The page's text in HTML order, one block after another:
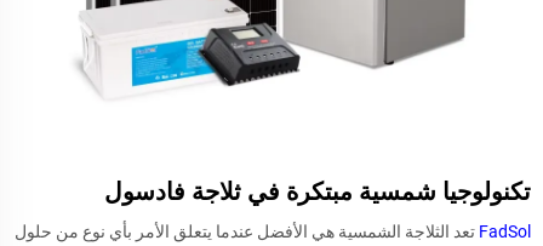
تكنولوجيا شمسية مبتكرة في ثلاجة فادسول
FadSolتعد الثلاجة الشمسية هي الأفضل عندما يتعلق الأمر بأي نوع من حلول